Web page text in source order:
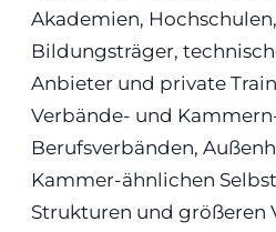
Akademien,
Bildungsträger,
Anbieter und private
Verbände- und
Berufsverbänden,
Kammer-ähnlichen
Strukturen und größeren